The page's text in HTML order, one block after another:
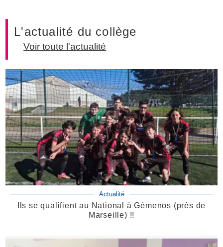
L'actualité du collège
Voir toute l'actualité
Actualité
Ils se qualifient au National à Gémenos (près de
Marseille) !!